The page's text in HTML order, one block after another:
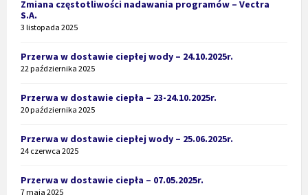
Zmiana częstotliwości nadawania programów – Vectra
S.A.
3 listopada 2025
Przerwa w dostawie ciepłej wody – 24.10.2025r.
22 października 2025
Przerwa w dostawie ciepła – 23-24.10.2025r.
20 października 2025
Przerwa w dostawie ciepłej wody – 25.06.2025r.
24 czerwca 2025
Przerwa w dostawie ciepła – 07.05.2025r.
7 maja 2025